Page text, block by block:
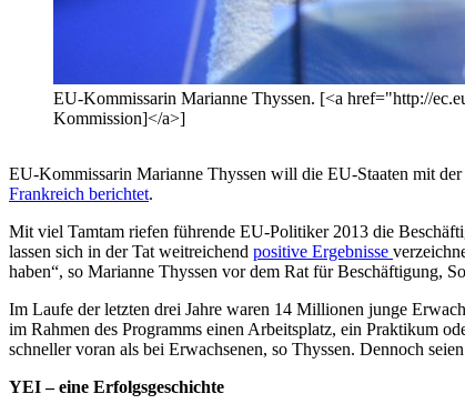
EU-Kommissarin Marianne Thyssen. [<a href="http://
Kommission]</a>]
EU-Kommissarin Marianne Thyssen will die EU-Staaten mit
Frankreich berichtet.
Mit viel Tamtam riefen führende EU-Politiker 2013 die
lassen sich in der Tat weitreichend positive Ergebnisse
haben“, so Marianne Thyssen vor dem Rat für Beschäftigung,
Im Laufe der letzten drei Jahre waren 14 Millionen junge
im Rahmen des Programms einen Arbeitsplatz, ein Praktikum
schneller voran als bei Erwachsenen, so Thyssen. Dennoch
YEI – eine Erfolgsgeschichte